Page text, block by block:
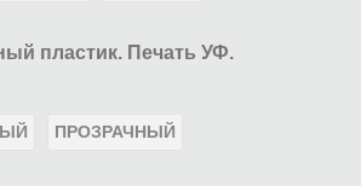
пластик. Печать УФ.
ПРОЗРАЧНЫЙ